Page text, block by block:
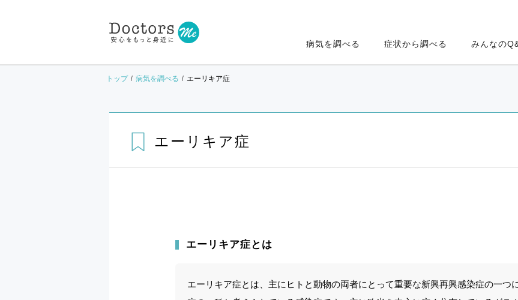
病気を調べる 症状から調べる みんなの
トップ 病気を調べる エーリキア症
エーリキア症
エーリキア症とは
エーリキア症とは、主にヒトと動物の両者にとって重要な新興再興感染症の一つ